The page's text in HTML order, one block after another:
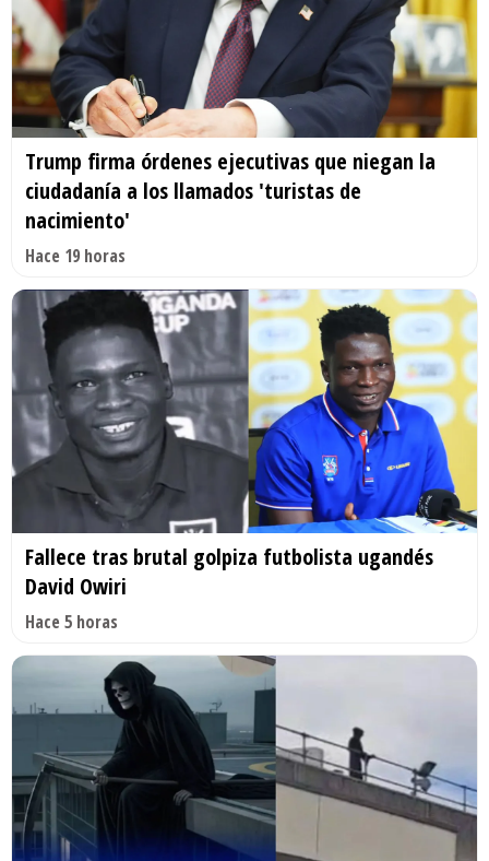
Trump firma órdenes ejecutivas que niegan la
ciudadanía a los llamados 'turistas de
nacimiento'
Hace 19 horas
Fallece tras brutal golpiza futbolista ugandés
David Owiri
Hace 5 horas